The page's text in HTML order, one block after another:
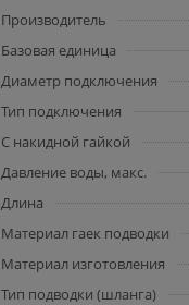
Производитель
Базовая единица
Диаметр подключения
Тип подключения
С накидной гайкой
Давление воды, макс.
Длина
Материал гаек подводки
Материал изготовления
Тип подводки (шланга)